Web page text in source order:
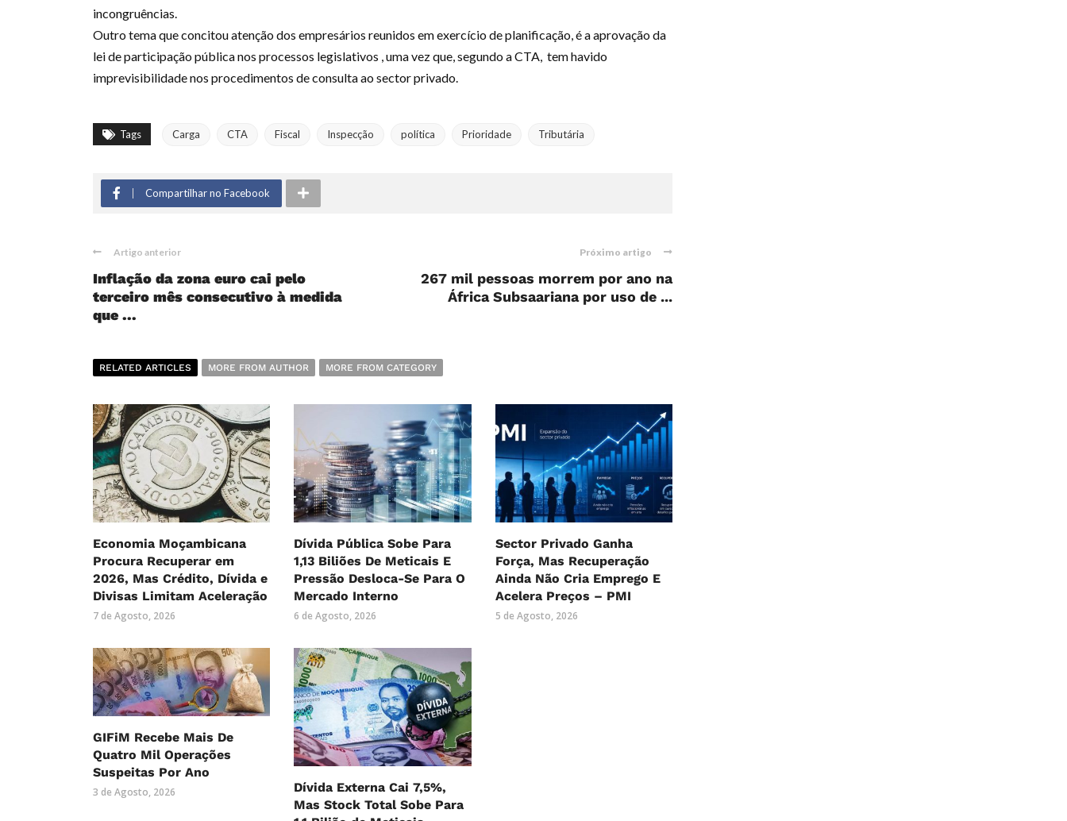
incongruências.
Outro tema que concitou atenção dos empresários reunidos em exercício de planificação, é a aprovação da
lei de participação pública nos processos legislativos , uma vez que, segundo a CTA, tem havido
imprevisibilidade nos procedimentos de consulta ao sector privado.
Tags Carga CTA Fiscal Inspecção política Prioridade Tributária
Compartilhar no Facebook
Artigo anterior
Inflação da zona euro cai pelo
terceiro mês consecutivo à medida
que ...
Próximo artigo
267 mil pessoas morrem por ano na
África Subsaariana por uso de ...
RELATED ARTICLES MORE FROM AUTHOR MORE FROM CATEGORY
Economia Moçambicana
Procura Recuperar em
2026, Mas Crédito, Dívida e
Divisas Limitam Aceleração
7 de Agosto, 2026
Dívida Pública Sobe Para
1,13 Biliões De Meticais E
Pressão Desloca-Se Para O
Mercado Interno
6 de Agosto, 2026
Sector Privado Ganha
Força, Mas Recuperação
Ainda Não Cria Emprego E
Acelera Preços – PMI
5 de Agosto, 2026
GIFiM Recebe Mais De
Quatro Mil Operações
Suspeitas Por Ano
3 de Agosto, 2026
Dívida Externa Cai 7,5%,
Mas Stock Total Sobe Para